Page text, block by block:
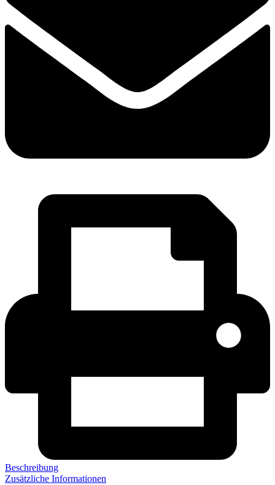
Beschreibung
Zusätzliche Informationen